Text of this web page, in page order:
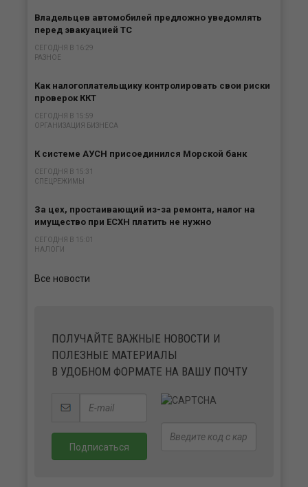
Владельцев автомобилей предложно уведомлять
перед эвакуацией ТС
СЕГОДНЯ В 16:29
РАЗНОЕ
Как налогоплательщику контролировать свои риски
проверок ККТ
СЕГОДНЯ В 15:59
ОРГАНИЗАЦИЯ БИЗНЕСА
К системе АУСН присоединился Морской банк
СЕГОДНЯ В 15:31
СПЕЦРЕЖИМЫ
За цех, простаивающий из-за ремонта, налог на
имущество при ЕСХН платить не нужно
СЕГОДНЯ В 15:01
НАЛОГИ
Все новости
ПОЛУЧАЙТЕ ВАЖНЫЕ НОВОСТИ И
ПОЛЕЗНЫЕ МАТЕРИАЛЫ
В УДОБНОМ ФОРМАТЕ НА ВАШУ ПОЧТУ